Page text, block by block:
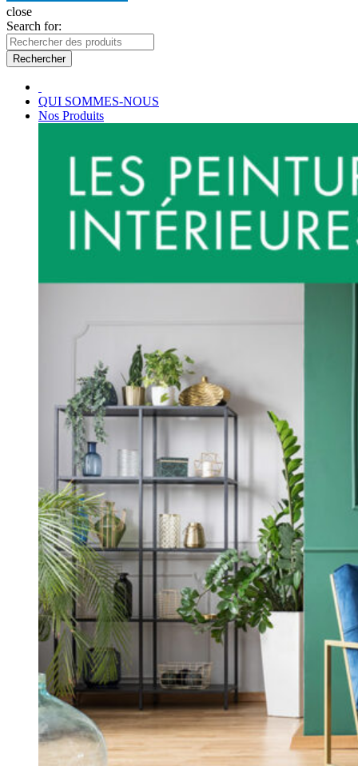
close
Search for:
Rechercher
QUI SOMMES-NOUS
Nos Produits